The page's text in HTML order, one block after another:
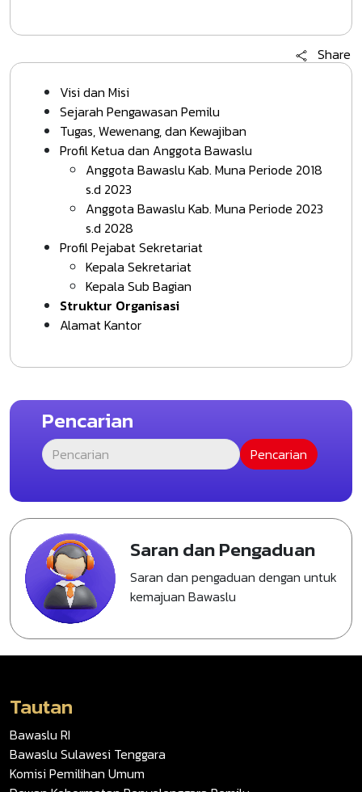
Share
Visi dan Misi
Sejarah Pengawasan Pemilu
Tugas, Wewenang, dan Kewajiban
Profil Ketua dan Anggota Bawaslu
Anggota Bawaslu Kab. Muna Periode 2018
s.d 2023
Anggota Bawaslu Kab. Muna Periode 2023
s.d 2028
Profil Pejabat Sekretariat
Kepala Sekretariat
Kepala Sub Bagian
Struktur Organisasi
Alamat Kantor
Pencarian
Saran dan Pengaduan
Saran dan pengaduan dengan untuk
kemajuan Bawaslu
Tautan
Bawaslu RI
Bawaslu Sulawesi Tenggara
Komisi Pemilihan Umum